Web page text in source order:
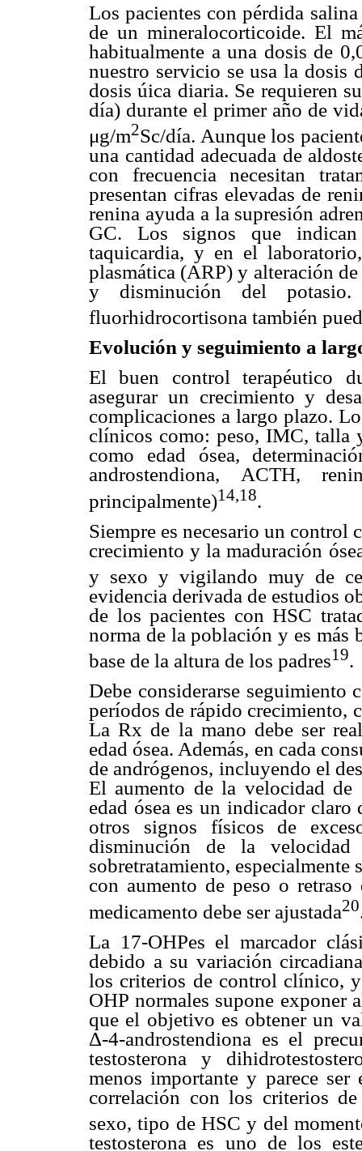
Los pacientes con pérdida
de un mineralocorticoide. El
habitualmente a una dosis de
nuestro servicio se usa la
dosis úica diaria. Se requieren
día) durante el primer año de
μg/m2Sc/día. Aunque los
una cantidad adecuada de
con frecuencia necesitan
presentan cifras elevadas de
renina ayuda a la supresión
GC. Los signos que indican
taquicardia, y en el
plasmática (ARP) y alteración
y disminución del
fluorhidrocortisona también
Evolución y seguimiento a
El buen control terapéutico
asegurar un crecimiento y
complicaciones a largo plazo.
clínicos como: peso, IMC, talla
como edad ósea,
androstendiona, ACTH,
principalmente)14,18.
Siempre es necesario un
crecimiento y la maduración
y sexo y vigilando muy de
evidencia derivada de estudios
de los pacientes con HSC
norma de la población y es más
base de la altura de los padres19.
Debe considerarse seguimiento
períodos de rápido crecimiento,
La Rx de la mano debe ser
edad ósea. Además, en cada
de andrógenos, incluyendo el
El aumento de la velocidad de
edad ósea es un indicador claro
otros signos físicos de
disminución de la
sobretratamiento, especialmente
con aumento de peso o
medicamento debe ser ajustada20
La 17-OHPes el marcador
debido a su variación
los criterios de control clínico,
OHP normales supone exponer
que el objetivo es obtener un
Δ-4-androstendiona es el
testosterona y
menos importante y parece
correlación con los criterios
sexo, tipo de HSC y del
testosterona es uno de los